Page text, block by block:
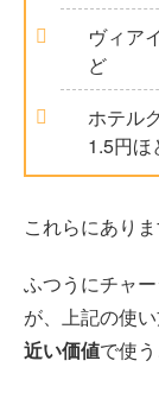
ヴィア
ど
ホテル
1.5円ほ
これらにありま
ふつうにチャ
が、上記の使
近い価値で使